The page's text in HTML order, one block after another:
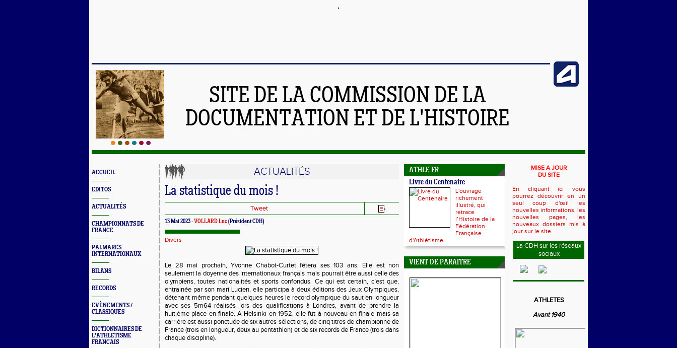
SITE DE LA COMMISSION DE LA
DOCUMENTATION ET DE L'HISTOIRE
ACCUEIL
EDITOS
ACTUALITÉS
CHAMPIONNATS DE
FRANCE
PALMARES
INTERNATIONAUX
BILANS
RECORDS
EVÈNEMENTS /
CLASSIQUES
DICTIONNAIRES DE
L'ATHLETISME
FRANCAIS
ACTUALITÉS
La statistique du mois !
Tweet
13 Mai 2023 - VOLLARD Luc(Président CDH)
Divers
Le 28 mai prochain, Yvonne Chabot-Curtet fêtera ses 103 ans. Elle est non
seulement la doyenne des internationaux français mais pourrait être aussi celle des
olympiens, toutes nationalités et sports confondus. Ce qui est certain, c’est que,
entrainée par son mari Lucien, elle participa à deux éditions des Jeux Olympiques,
détenant même pendant quelques heures le record olympique du saut en longueur
avec ses 5m64 réalisés lors des qualifications à Londres, avant de prendre la
huitième place en finale. A Helsinki en 1952, elle fut à nouveau en finale mais sa
carrière est aussi ponctuée de six autres sélections, de cinq titres de championne de
France (trois en longueur, deux au pentathlon) et de six records de France (trois dans
chaque discipline).
ATHLE.FR
Livre du Centenaire
L'ouvrage
richement
illustré, qui
retrace
l’Histoire de la
Fédération
Française
d'Athlétisme.
VIENT DE PARAITRE
MISE A JOUR
DU SITE
En cliquant ici vous
pourrez découvrir en un
seul coup d'œil les
nouvelles informations, les
nouvelles pages, les
nouveaux dossiers mis à
jour sur le site.
La CDH sur les réseaux
sociaux
ATHLETES
Avant 1940